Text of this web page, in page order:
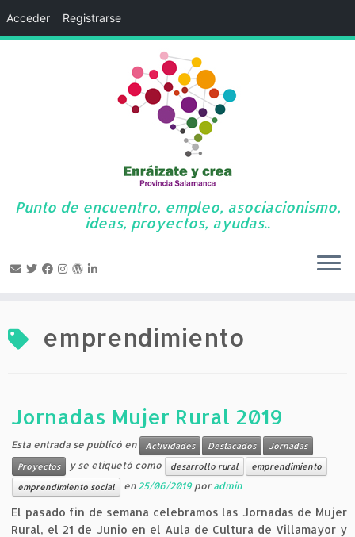
contenido
Punto de encuentro, empleo, asociacionismo,
ideas, proyectos, ayudas..
emprendimiento
Jornadas Mujer Rural 2019
Esta entrada se publicó en Actividades Destacados
Jornadas
Proyectos
y se etiquetó como desarrollo rural
emprendimiento
emprendimiento social
en 25/06/2019 poradmin
El pasado fin de semana celebramos las Jornadas de Mujer
Rural, el 21 de Junio en el Aula de Cultura de Villamayor y
Acceder Registrarse